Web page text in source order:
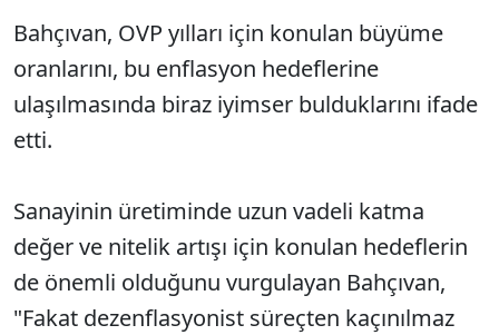
Bahçıvan, OVP yılları için konulan büyüme
oranlarını, bu enflasyon hedeflerine
ulaşılmasında biraz iyimser bulduklarını ifade
etti.
Sanayinin üretiminde uzun vadeli katma
değer ve nitelik artışı için konulan hedeflerin
de önemli olduğunu vurgulayan Bahçıvan,
"Fakat dezenflasyonist süreçten kaçınılmaz